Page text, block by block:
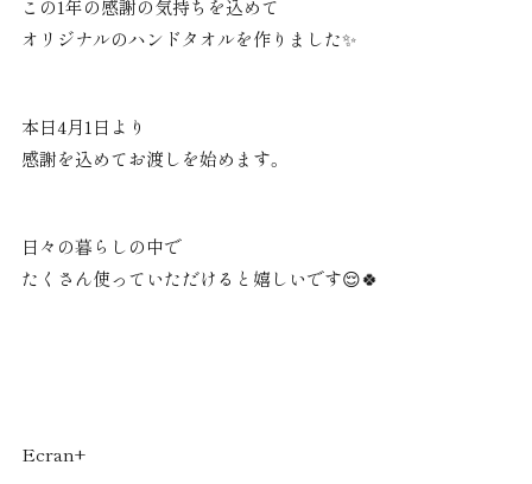
この1年の感謝の気持ちを込めて
オリジナルのハンドタオルを作りました✨
本日4月1日より
感謝を込めてお渡しを始めます。
日々の暮らしの中で
たくさん使っていただけると嬉しいです😌🍀
Ecran+